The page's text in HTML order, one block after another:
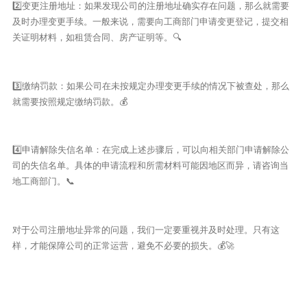
2️⃣变更注册地址：如果发现公司的注册地址确实存在问题，那么就需要
及时办理变更手续。一般来说，需要向工商部门申请变更登记，提交相
关证明材料，如租赁合同、房产证明等。🔍
3️⃣缴纳罚款：如果公司在未按规定办理变更手续的情况下被查处，那么
就需要按照规定缴纳罚款。💰
4️⃣申请解除失信名单：在完成上述步骤后，可以向相关部门申请解除公
司的失信名单。具体的申请流程和所需材料可能因地区而异，请咨询当
地工商部门。📞
对于公司注册地址异常的问题，我们一定要重视并及时处理。只有这
样，才能保障公司的正常运营，避免不必要的损失。💰🚀